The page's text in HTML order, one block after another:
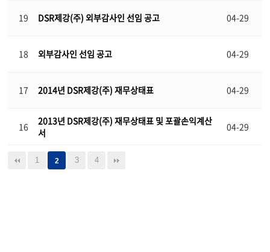
19 DSR제강(주) 외부감사인 선임 공고 04-29
18 외부감사인 선임 공고 04-29
17 2014년 DSR제강(주) 재무상태표 04-29
16
2013년 DSR제강(주) 재무상태표 및 포괄손익계산
서
04-29
1 2 3 4